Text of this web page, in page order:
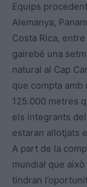
Equips
Alemanya,
Costa Rica,
gairebé una
natural al Cap
que compta amb
125.000 metres
els integrants
estaran allotjats
A part de la
mundial que
tindran